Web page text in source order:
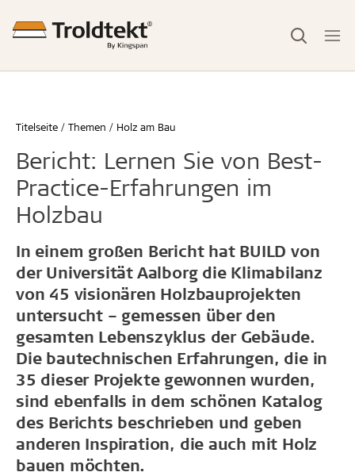
Titelseite Themen Holz am Bau
Bericht: Lernen Sie von Best-
Practice-Erfahrungen im
Holzbau
In einem großen Bericht hat BUILD von
der Universität Aalborg die Klimabilanz
von 45 visionären Holzbauprojekten
untersucht – gemessen über den
gesamten Lebenszyklus der Gebäude.
Die bautechnischen Erfahrungen, die in
35 dieser Projekte gewonnen wurden,
sind ebenfalls in dem schönen Katalog
des Berichts beschrieben und geben
anderen Inspiration, die auch mit Holz
bauen möchten.